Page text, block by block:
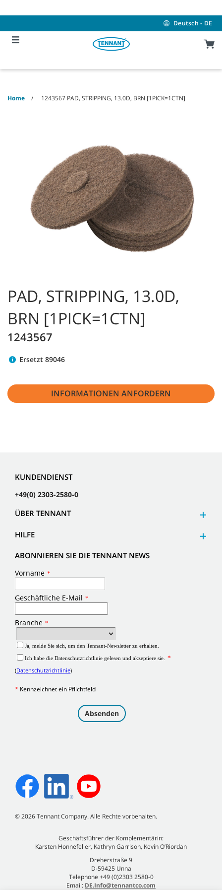
to
to
menu
Deutsch - DE
Home 1243567 PAD, STRIPPING, 13.0D, BRN [1PICK=1CTN]
PAD, STRIPPING, 13.0D,
BRN [1PICK=1CTN]
1243567
Ersetzt 89046
INFORMATIONEN ANFORDERN
KUNDENDIENST
+49(0) 2303-2580-0
ÜBER TENNANT
HILFE
ABONNIEREN SIE DIE TENNANT NEWS
©2026Tennant Company. Alle Rechte vorbehalten.
Geschäftsführer der Komplementärin:
Karsten Honnefeller, Kathryn Garrison, Kevin O’Riordan
Dreherstraße 9
D-59425 Unna
Telephone +49 (0)2303 2580-0
Email: DE.Info@tennantco.com